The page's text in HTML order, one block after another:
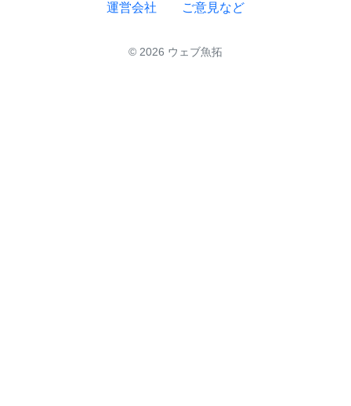
運営会社 ご意見など
© 2026 ウェブ魚拓